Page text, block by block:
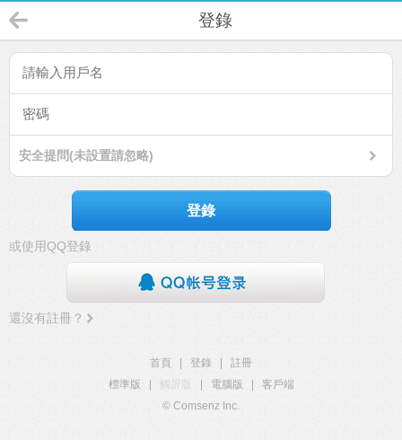
登錄
安全提問(未設置請忽略)
登錄
或使用QQ登錄
還沒有註冊？
首頁 登錄
註冊
標準版
觸屏版 電腦版
客戶端
© Comsenz Inc.